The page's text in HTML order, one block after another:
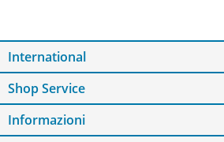
International
Shop Service
Informazioni